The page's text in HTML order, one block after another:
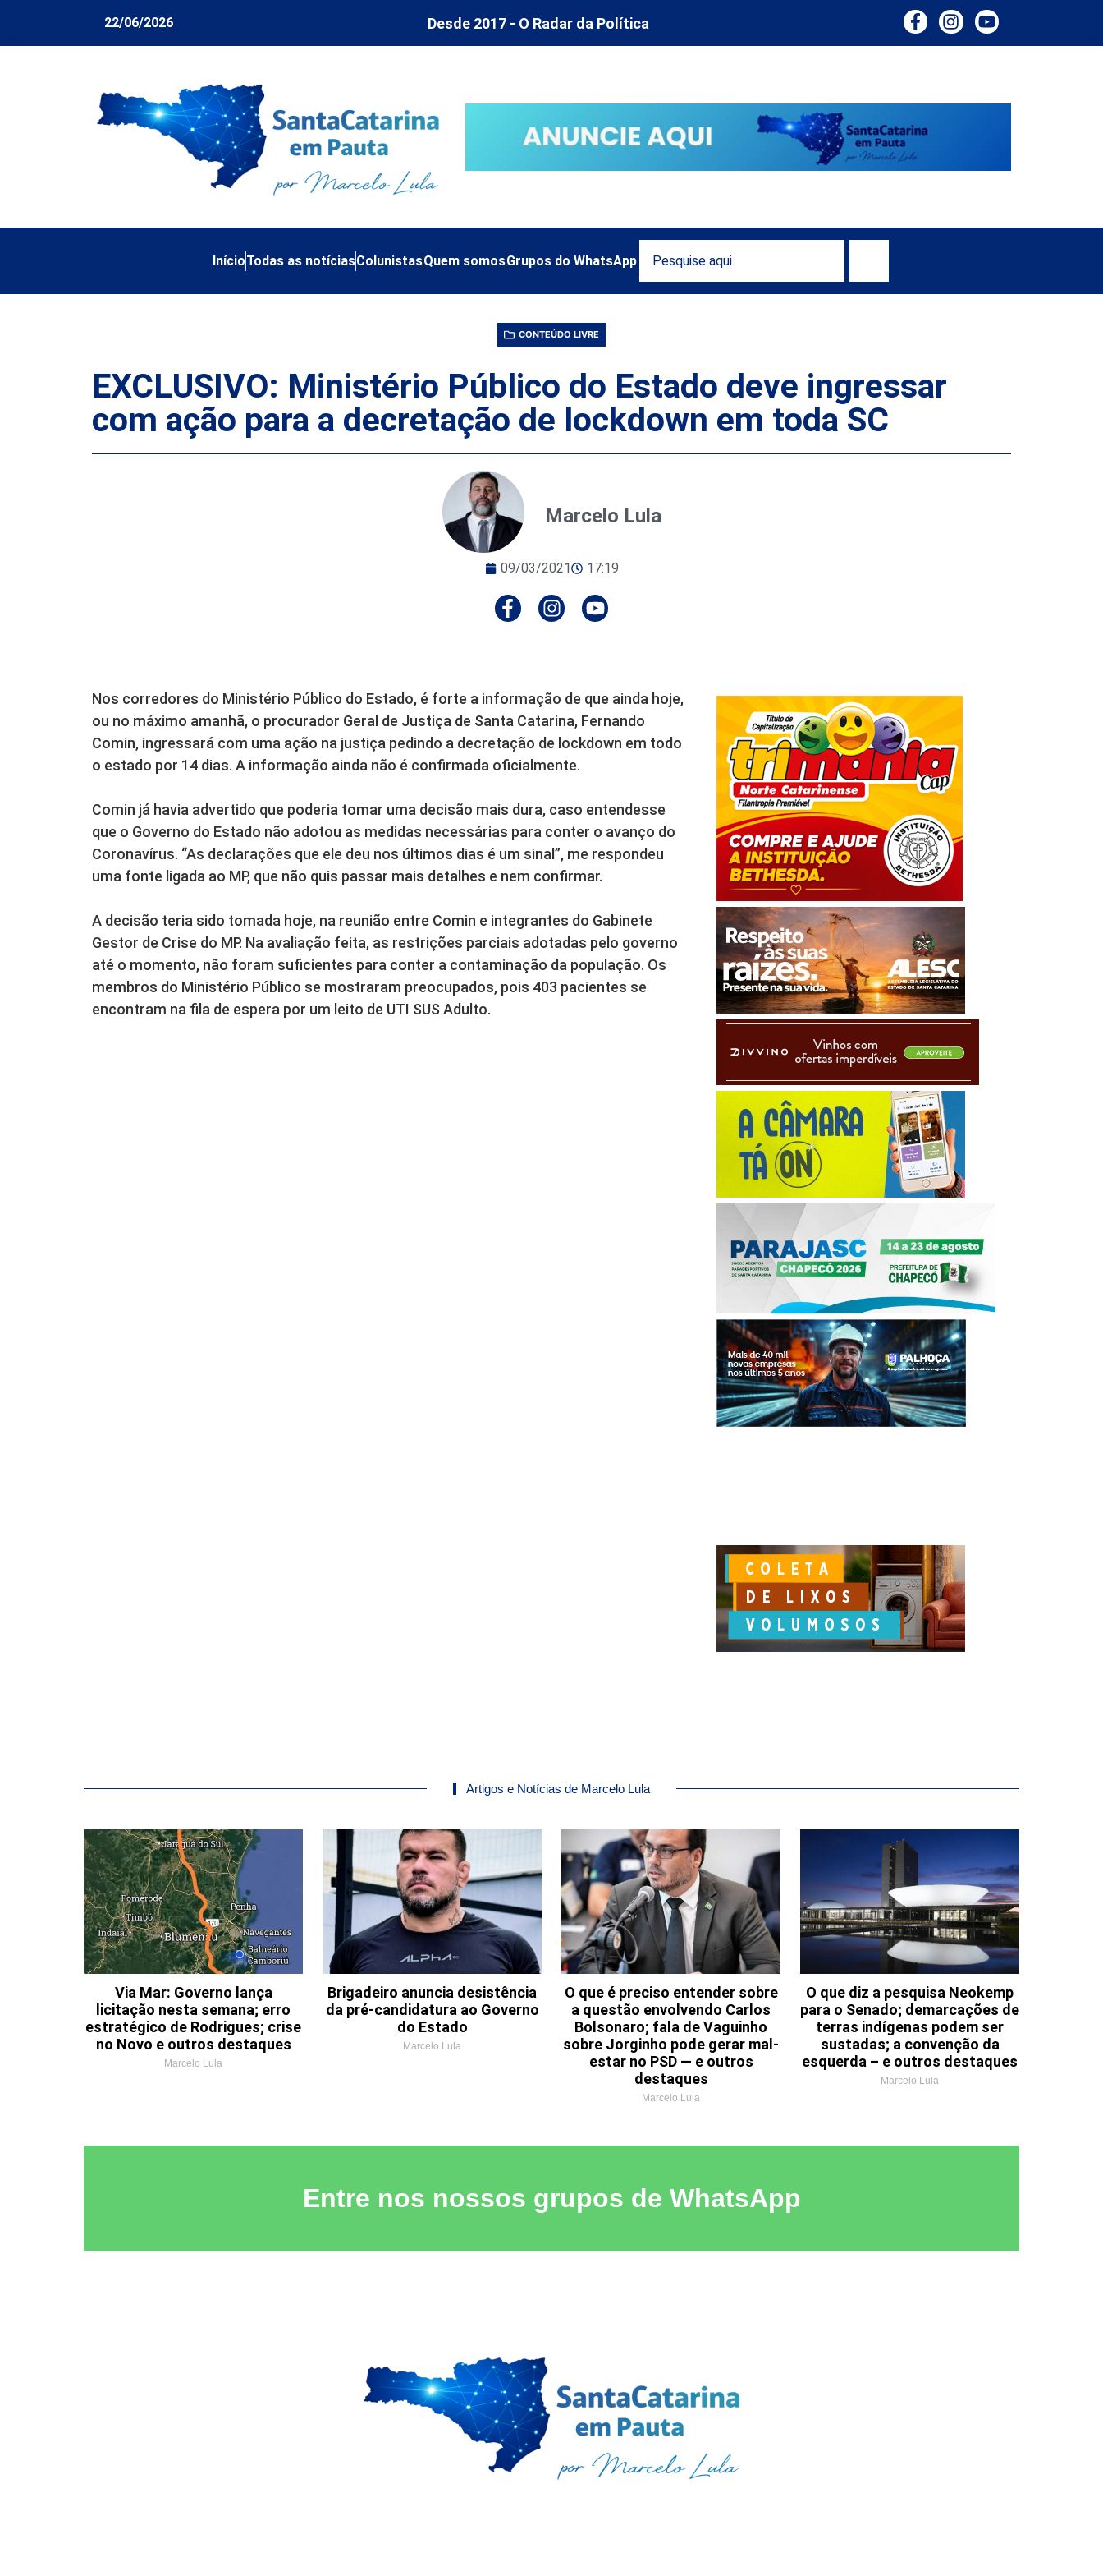
22/06/2026 Desde 2017 - O Radar da Política
InícioTodas as notíciasColunistasQuem somosGrupos do WhatsApp
CONTEÚDO LIVRE
EXCLUSIVO: Ministério Público do Estado deve ingressar
com ação para a decretação de lockdown em toda SC
Marcelo Lula
09/03/2021 17:19
Nos corredores do Ministério Público do Estado, é forte a informação de que ainda hoje,
ou no máximo amanhã, o procurador Geral de Justiça de Santa Catarina, Fernando
Comin, ingressará com uma ação na justiça pedindo a decretação de lockdown em todo
o estado por 14 dias. A informação ainda não é confirmada oficialmente.
Comin já havia advertido que poderia tomar uma decisão mais dura, caso entendesse
que o Governo do Estado não adotou as medidas necessárias para conter o avanço do
Coronavírus. “As declarações que ele deu nos últimos dias é um sinal”, me respondeu
uma fonte ligada ao MP, que não quis passar mais detalhes e nem confirmar.
A decisão teria sido tomada hoje, na reunião entre Comin e integrantes do Gabinete
Gestor de Crise do MP. Na avaliação feita, as restrições parciais adotadas pelo governo
até o momento, não foram suficientes para conter a contaminação da população. Os
membros do Ministério Público se mostraram preocupados, pois 403 pacientes se
encontram na fila de espera por um leito de UTI SUS Adulto.
Artigos e Notícias de Marcelo Lula
Via Mar: Governo lança
licitação nesta semana; erro
estratégico de Rodrigues; crise
no Novo e outros destaques
Marcelo Lula
Brigadeiro anuncia desistência
da pré-candidatura ao Governo
do Estado
Marcelo Lula
O que é preciso entender sobre
a questão envolvendo Carlos
Bolsonaro; fala de Vaguinho
sobre Jorginho pode gerar mal-
estar no PSD — e outros
destaques
Marcelo Lula
O que diz a pesquisa Neokemp
para o Senado; demarcações de
terras indígenas podem ser
sustadas; a convenção da
esquerda – e outros destaques
Marcelo Lula
Entre nos nossos grupos de WhatsApp